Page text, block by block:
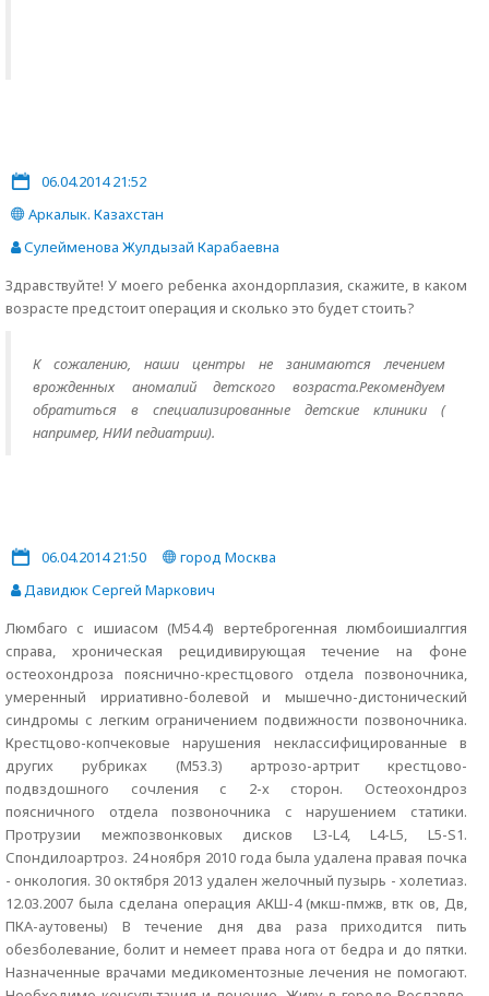
06.04.2014 21:52
Аркалык. Казахстан
Сулейменова Жулдызай Карабаевна
Здравствуйте! У моего ребенка ахондорплазия, скажите, в каком
возрасте предстоит операция и сколько это будет стоить?
К сожалению, наши центры не занимаются лечением
врожденных аномалий детского возраста.Рекомендуем
обратиться в специализированные детские клиники (
например, НИИ педиатрии).
06.04.2014 21:50
город Москва
Давидюк Сергей Маркович
Люмбаго с ишиасом (М54.4) вертеброгенная люмбоишиалггия
справа, хроническая рецидивирующая течение на фоне
остеохондроза пояснично-крестцового отдела позвоночника,
умеренный ирриативно-болевой и мышечно-дистонический
синдромы с легким ограничением подвижности позвоночника.
Крестцово-копчековые нарушения неклассифицированные в
других рубриках (М53.3) артрозо-артрит крестцово-
подвздошного сочления с 2-х сторон. Остеохондроз
поясничного отдела позвоночника с нарушением статики.
Протрузии межпозвонковых дисков L3-L4, L4-L5, L5-S1.
Спондилоартроз. 24 ноября 2010 года была удалена правая почка
- онкология. 30 октября 2013 удален желочный пузырь - холетиаз.
12.03.2007 была сделана операция АКШ-4 (мкш-пмжв, втк ов, Дв,
ПКА-аутовены) В течение дня два раза приходится пить
обезболевание, болит и немеет права нога от бедра и до пятки.
Назначенные врачами медикоментозные лечения не помогают.